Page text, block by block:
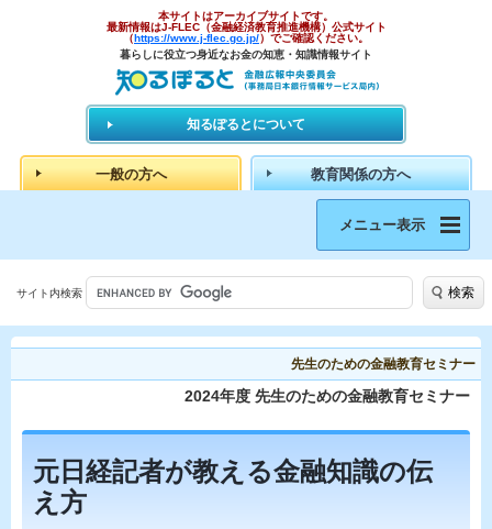
本サイトはアーカイブサイトです。
最新情報はJ-FLEC（金融経済教育推進機構）公式サイト
（https://www.j-flec.go.jp/）でご確認ください。
暮らしに役立つ身近なお金の知恵・知識情報サイト
知るぽるとについて
一般の方へ 教育関係の方へ
メニュー表示
サイト内検索 検索
先生のための金融教育セミナー
2024年度 先生のための金融教育セミナー
元日経記者が教える金融知識の伝
え方